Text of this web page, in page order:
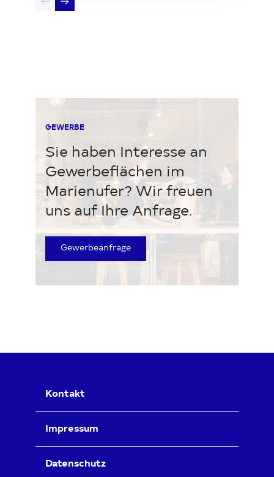
GEWERBE
Sie haben Interesse an
Gewerbeflächen im
Marienufer? Wir freuen
uns auf Ihre Anfrage.
Gewerbeanfrage
Loading...
Kontakt
Impressum
Datenschutz